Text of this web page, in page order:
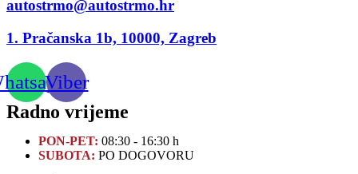
autostrmo@autostrmo.hr
1. Pračanska 1b, 10000, Zagreb
Viber
Radno vrijeme
PON-PET: 08:30 - 16:30 h
SUBOTA: PO DOGOVORU